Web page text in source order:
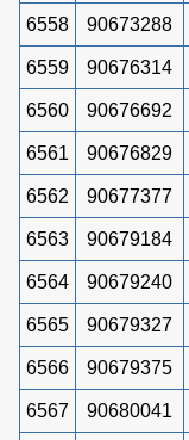
6558 90673288
6559 90676314
6560 90676692
6561 90676829
6562 90677377
6563 90679184
6564 90679240
6565 90679327
6566 90679375
6567 90680041